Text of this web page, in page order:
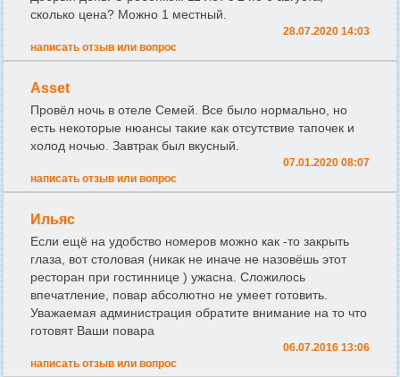
сколько цена? Можно 1 местный.
28.07.2020 14:03
написать отзыв или вопрос
Asset
Провёл ночь в отеле Семей. Все было нормально, но
есть некоторые нюансы такие как отсутствие тапочек и
холод ночью. Завтрак был вкусный.
07.01.2020 08:07
написать отзыв или вопрос
Ильяс
Если ещё на удобство номеров можно как -то закрыть
глаза, вот столовая (никак не иначе не назовёшь этот
ресторан при гостиннице ) ужасна. Сложилось
впечатление, повар абсолютно не умеет готовить.
Уважаемая администрация обратите внимание на то что
готовят Ваши повара
06.07.2016 13:06
написать отзыв или вопрос